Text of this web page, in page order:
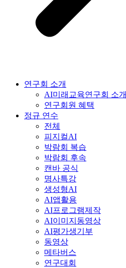
연구회 소개
AI미래교육연구회 소개
연구회원 혜택
정규 연수
전체
피지컬AI
박람회 복습
박람회 후속
캔바 공식
명사특강
생성형AI
AI앱활용
AI프로그램제작
AI이미지동영상
AI평가생기부
동영상
메타버스
연구대회